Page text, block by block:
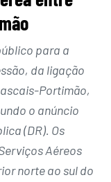
para a
da ligação
Portimão,
o anúncio
(DR). Os
Aéreos
norte ao sul do